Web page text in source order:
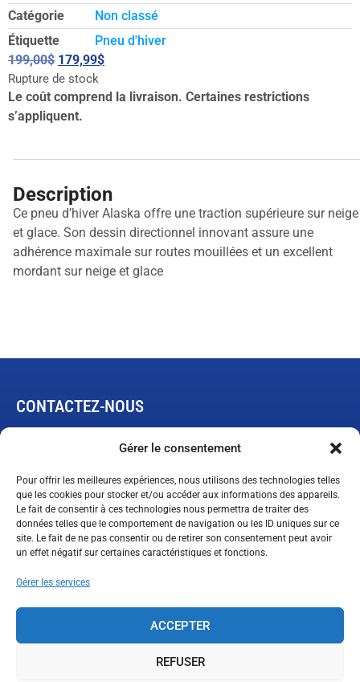
Gérer le consentement
Pour offrir les meilleures expériences, nous utilisons des technologies telles
que les cookies pour stocker et/ou accéder aux informations des appareils.
Le fait de consentir à ces technologies nous permettra de traiter des
données telles que le comportement de navigation ou les ID uniques sur ce
site. Le fait de ne pas consentir ou de retirer son consentement peut avoir
un effet négatif sur certaines caractéristiques et fonctions.
Gérer les services
ACCEPTER
REFUSER
Catégorie
Non classé
Étiquette
Pneu d'hiver
199,00$ 179,99$
Rupture de stock
Le coût comprend la livraison. Certaines restrictions
s’appliquent.
Description
Ce pneu d’hiver Alaska offre une traction supérieure sur neige
et glace. Son dessin directionnel innovant assure une
adhérence maximale sur routes mouillées et un excellent
mordant sur neige et glace
CONTACTEZ-NOUS
Rimouski, Québec G5M 1B4
Demande de garantie limitée
ventes@technopneu.com
SUIVEZ-NOUS